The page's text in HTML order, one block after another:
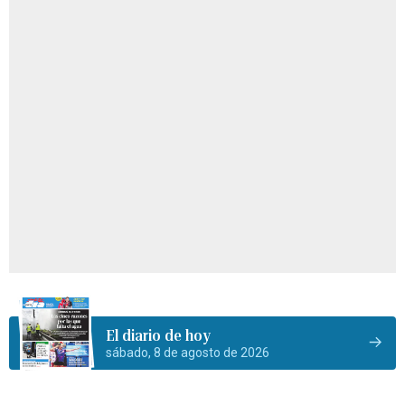
El diario de hoy
sábado, 8 de agosto de 2026